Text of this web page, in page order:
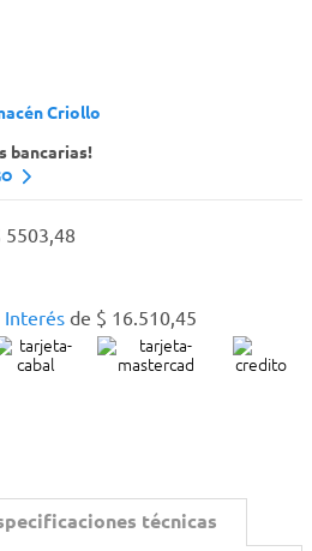
Criollo
bancarias!
Interés de $ 16.510,45
5503,48
técnicas